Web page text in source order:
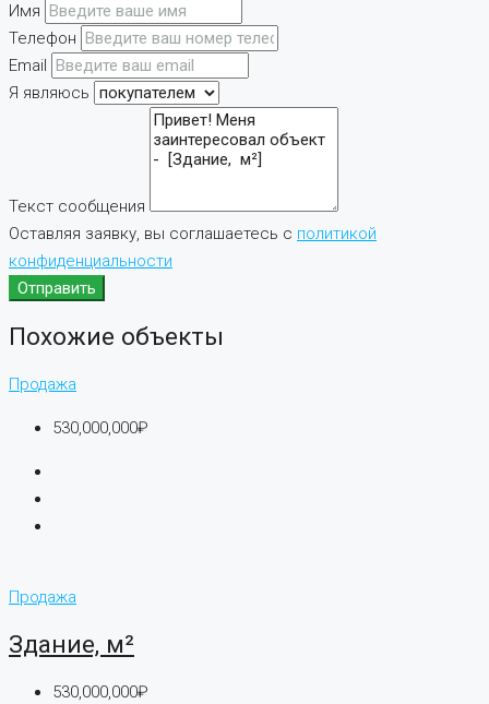
Имя
Телефон
Email
Я являюсь
Текст сообщения
Оставляя заявку, вы соглашаетесь с политикой
конфиденциальности
Отправить
Похожие объекты
Продажа
530,000,000₽
Продажа
Здание, м²
530,000,000₽